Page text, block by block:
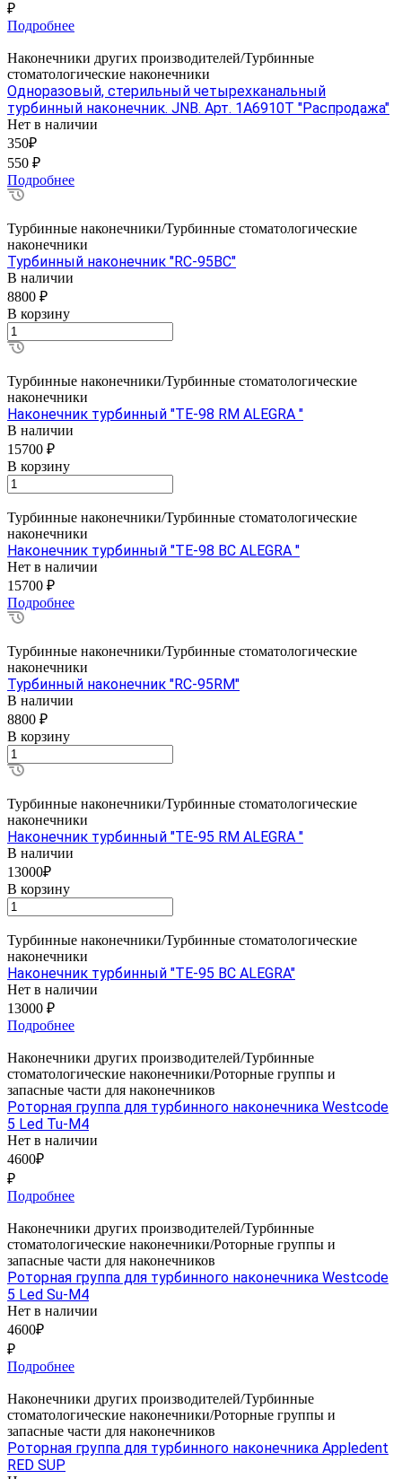
₽
Подробнее
Наконечники других производителей/Турбинные
стоматологические наконечники
Одноразовый, стерильный четырехканальный
турбинный наконечник. JNB. Арт. 1А6910T "Распродажа"
Нет в наличии
350₽
550 ₽
Подробнее
Турбинные наконечники/Турбинные стоматологические
наконечники
Турбинный наконечник "RC-95ВС"
В наличии
8800 ₽
В корзину
Турбинные наконечники/Турбинные стоматологические
наконечники
Наконечник турбинный "ТЕ-98 RM ALEGRA "
В наличии
15700 ₽
В корзину
Турбинные наконечники/Турбинные стоматологические
наконечники
Наконечник турбинный "ТЕ-98 BC ALEGRA "
Нет в наличии
15700 ₽
Подробнее
Турбинные наконечники/Турбинные стоматологические
наконечники
Турбинный наконечник "RC-95RM"
В наличии
8800 ₽
В корзину
Турбинные наконечники/Турбинные стоматологические
наконечники
Наконечник турбинный "ТЕ-95 RM ALEGRA "
В наличии
13000₽
В корзину
Турбинные наконечники/Турбинные стоматологические
наконечники
Наконечник турбинный "ТЕ-95 ВС ALEGRA"
Нет в наличии
13000 ₽
Подробнее
Наконечники других производителей/Турбинные
стоматологические наконечники/Роторные группы и
запасные части для наконечников
Роторная группа для турбинного наконечника Westcode
5 Led Tu-M4
Нет в наличии
4600₽
₽
Подробнее
Наконечники других производителей/Турбинные
стоматологические наконечники/Роторные группы и
запасные части для наконечников
Роторная группа для турбинного наконечника Westcode
5 Led Su-M4
Нет в наличии
4600₽
₽
Подробнее
Наконечники других производителей/Турбинные
стоматологические наконечники/Роторные группы и
запасные части для наконечников
Роторная группа для турбинного наконечника Appledent
RED SUP